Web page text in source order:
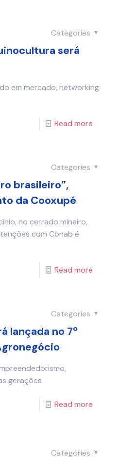
Categories
será
em mercado, networking
Read more
Categories
brasileiro”,
da Cooxupé
no cerrado mineiro,
com Conab é
Read more
Categories
lançada no 7º
gerações
Read more
Categories